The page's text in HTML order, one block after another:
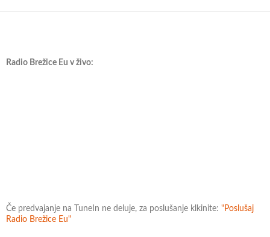
Radio Brežice Eu v živo:
Če predvajanje na TuneIn ne deluje, za poslušanje klkinite: "Poslušaj
Radio Brežice Eu"